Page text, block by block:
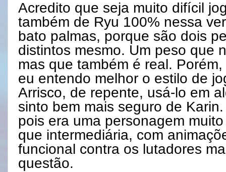
Acredito que seja muito difícil
também de Ryu 100% nessa
bato palmas, porque são dois
distintos mesmo. Um peso que
mas que também é real.
eu entendo melhor o estilo de
Arrisco, de repente, usá-lo em
sinto bem mais seguro de
pois era uma personagem
que intermediária, com
funcional contra os lutadores
questão.